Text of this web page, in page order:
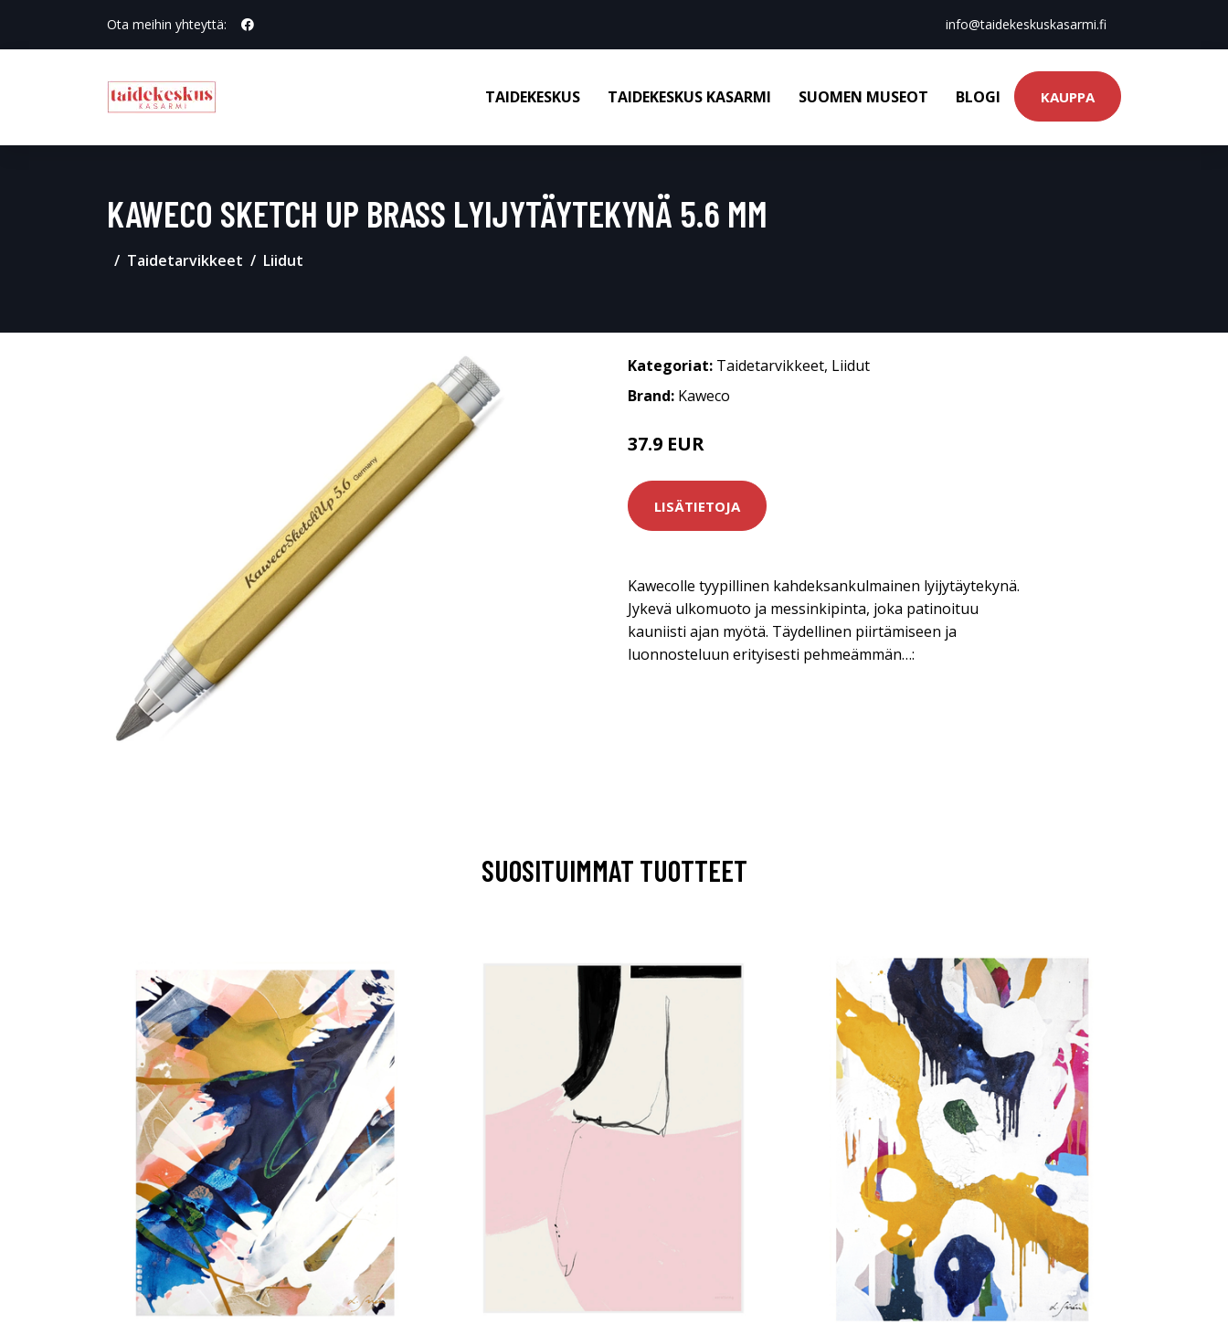
Ota meihin yhteyttä: info@taidekeskuskasarmi.fi
TAIDEKESKUS TAIDEKESKUS KASARMI SUOMEN MUSEOT BLOGI KAUPPA
KAWECO SKETCH UP BRASS LYIJYTÄYTEKYNÄ 5.6 MM
Taidetarvikkeet Liidut
Kategoriat: Taidetarvikkeet, Liidut
Brand: Kaweco
37.9 EUR
LISÄTIETOJA
Kawecolle tyypillinen kahdeksankulmainen lyijytäytekynä.
Jykevä ulkomuoto ja messinkipinta, joka patinoituu
kauniisti ajan myötä. Täydellinen piirtämiseen ja
luonnosteluun erityisesti pehmeämmän…:
SUOSITUIMMAT TUOTTEET